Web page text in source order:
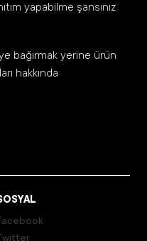
yapabilme şansınız
bağırmak yerine ürün
hakkında